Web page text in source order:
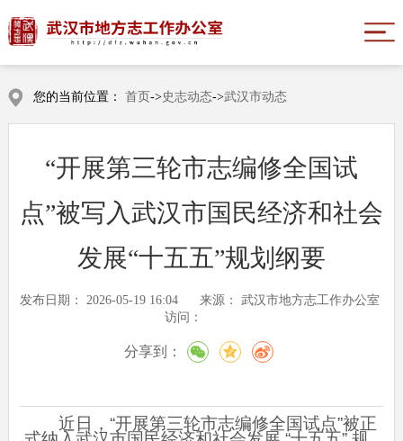
您的当前位置： 首页->史志动态->武汉市动态
“开展第三轮市志编修全国试
点”被写入武汉市国民经济和社会
发展“十五五”规划纲要
发布日期： 2026-05-19 16:04 来源： 武汉市地方志工作办公室
访问：
分享到：
近日，“开展第三轮市志编修全国试点”被正